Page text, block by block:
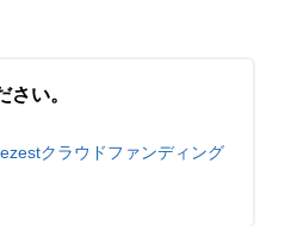
い。
クラウドファンディング